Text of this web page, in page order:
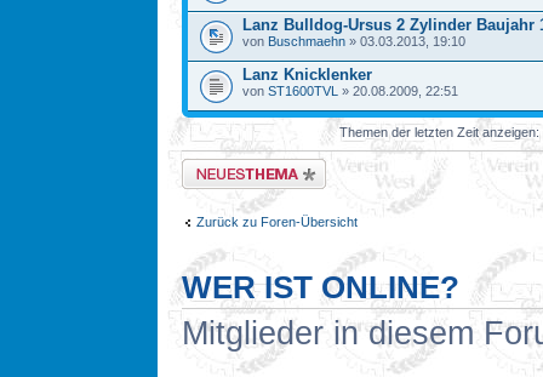
Lanz Bulldog-Ursus 2 Zylinder Baujahr
von Buschmaehn » 03.03.2013, 19:10
Lanz Knicklenker
von ST1600TVL » 20.08.2009, 22:51
Themen der letzten Zeit anzeigen:
Neues Thema erstellen
Zurück zu Foren-Übersicht
WER IST ONLINE?
Mitglieder in diesem